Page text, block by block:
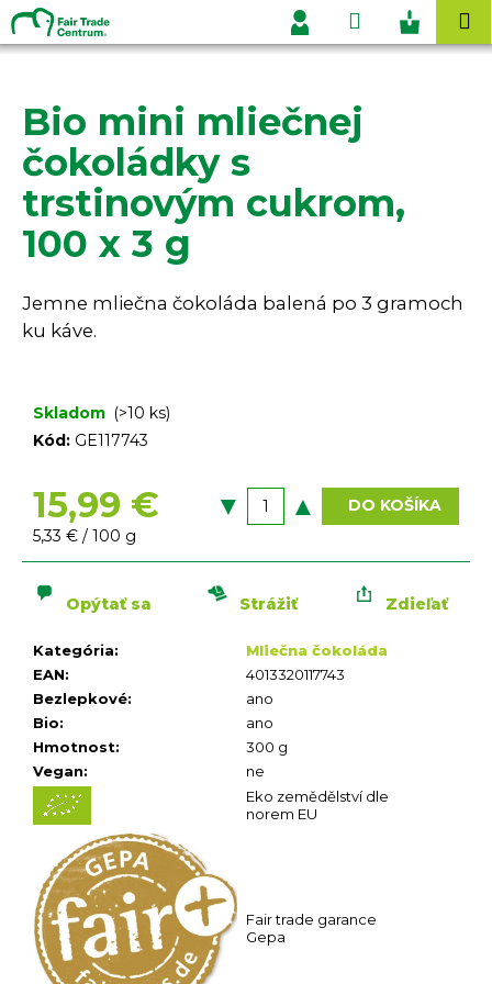
Prejsť
na
obsah
Hľadať
Prihlásenie
Bio mini mliečnej
čokoládky s
trstinovým cukrom,
100 x 3 g
Jemne mliečna čokoláda balená po 3 gramoch
ku káve.
Skladom (>10 ks)
Kód: GE117743
15,99 €
Jednotková
cena:
5,33 € / 100 g
DO KOŠÍKA
Kategória:
Mliečna čokoláda
EAN:
4013320117743
Bezlepkové:
ano
Bio:
ano
Hmotnost:
300 g
Vegan:
ne
Eko zemědělství dle
norem EU
Fair trade garance
Gepa
Opýtať sa Strážiť Zdieľať
K
o
Späť
Späť
Č
o
p
o
t
r
e
b
e
t
n
á
O
o
ú